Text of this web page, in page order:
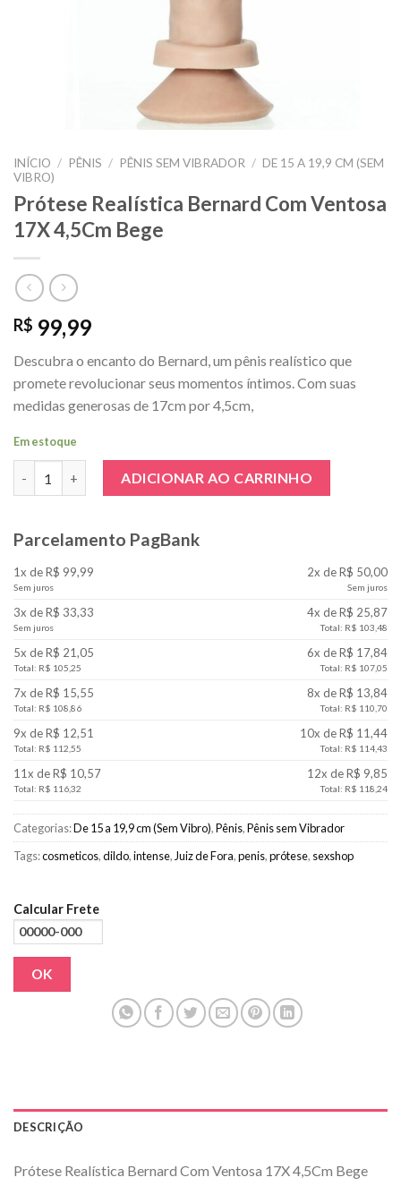
INÍCIO / PÊNIS / PÊNIS SEM VIBRADOR / DE 15 A 19,9 CM (SEM
VIBRO)
Prótese Realística Bernard Com Ventosa
17X 4,5Cm Bege
R$ 99,99
Descubra o encanto do Bernard, um pênis realístico que
promete revolucionar seus momentos íntimos. Com suas
medidas generosas de 17cm por 4,5cm,
Em estoque
ADICIONAR AO CARRINHO
Parcelamento PagBank
1x de R$ 99,99
Sem juros
2x de R$ 50,00
Sem juros
3x de R$ 33,33
Sem juros
4x de R$ 25,87
Total: R$ 103,48
5x de R$ 21,05
Total: R$ 105,25
6x de R$ 17,84
Total: R$ 107,05
7x de R$ 15,55
Total: R$ 108,86
8x de R$ 13,84
Total: R$ 110,70
9x de R$ 12,51
Total: R$ 112,55
10x de R$ 11,44
Total: R$ 114,43
11x de R$ 10,57
Total: R$ 116,32
12x de R$ 9,85
Total: R$ 118,24
Categorias:De 15 a 19,9 cm (Sem Vibro),Pênis,Pênis sem Vibrador
Tags:cosmeticos,dildo,intense, Juiz de Fora,penis,prótese, sexshop
Calcular Frete
OK
DESCRIÇÃO
Prótese Realística Bernard Com Ventosa 17X 4,5Cm Bege